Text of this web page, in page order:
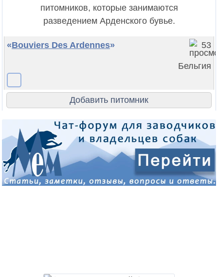
питомников, которые занимаются
разведением Арденского бувье.
«Bouviers Des Ardennes» 53
Бельгия
Добавить питомник